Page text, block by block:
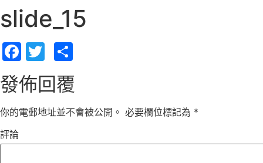
slide_15
Facebook
Twitter
發佈回覆
你的電郵地址並不會被公開。 必要欄位標記為 *
評論